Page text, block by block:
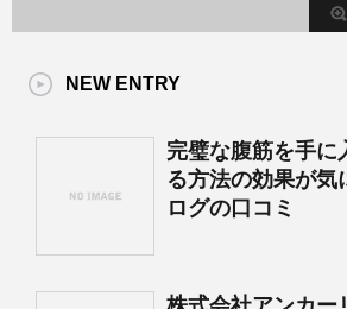
NEW ENTRY
完璧な腹筋を手に
る方法の効果が気
ログの口コミ